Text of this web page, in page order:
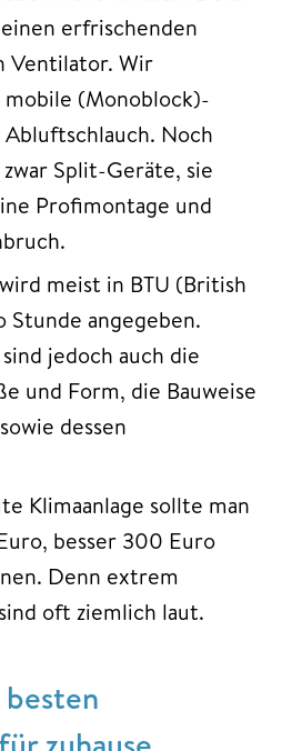
erfrischenden
Ventilator. Wir
(Monoblock)-
Noch
Split-Geräte, sie
Profimontage und
meist in BTU (British
Stunde angegeben.
jedoch auch die
und Form, die Bauweise
dessen
Klimaanlage sollte man
besser 300 Euro
Denn extrem
oft ziemlich laut.